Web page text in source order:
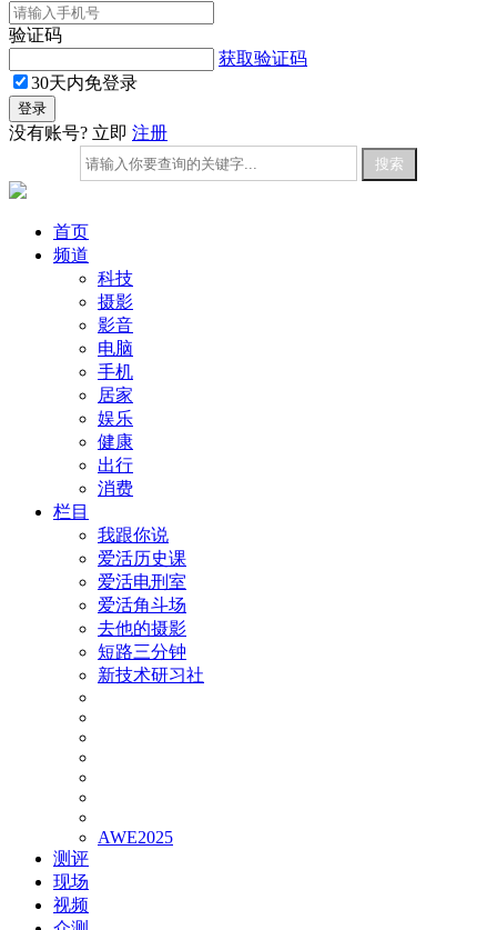
验证码
获取验证码
30天内免登录
没有账号? 立即 注册
首页
频道
科技
摄影
影音
电脑
手机
居家
娱乐
健康
出行
消费
栏目
我跟你说
爱活历史课
爱活电刑室
爱活角斗场
去他的摄影
短路三分钟
新技术研习社
AWE2025
测评
现场
视频